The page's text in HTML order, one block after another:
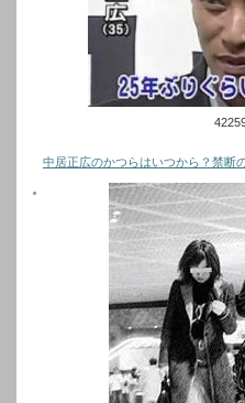
中居正広のかつらはいつから？禁断